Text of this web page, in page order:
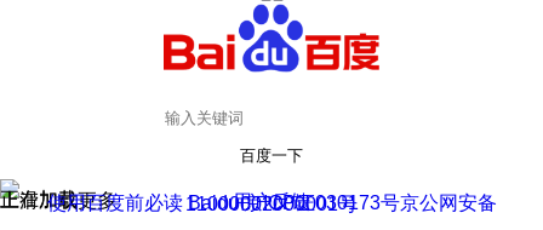
百度一下
正在加载
上滑加载更多 用户反馈
使用百度前必读 Baidu 京ICP证030173号
京公网安备11000002000001号